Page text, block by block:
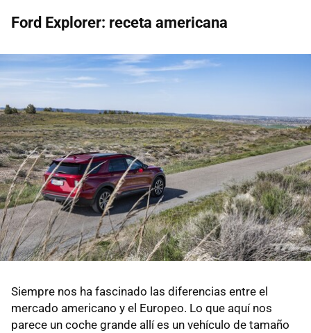
Ford Explorer: receta americana
Siempre nos ha fascinado las diferencias entre el
mercado americano y el Europeo. Lo que aquí nos
parece un coche grande allí es un vehículo de tamaño